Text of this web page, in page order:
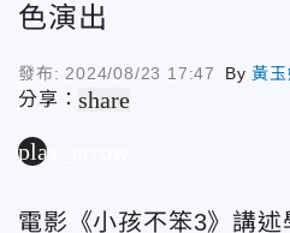
色演出
發布: 2024/08/23 17:47 By黃
分享：share
play_arrow
電影《小孩不笨3》講